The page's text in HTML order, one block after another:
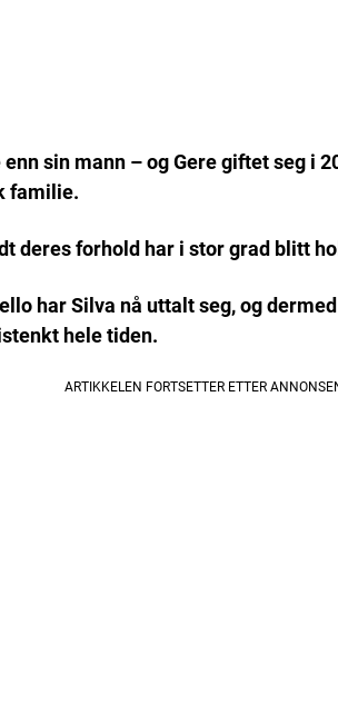
sin mann – og Gere giftet seg i
familie.
deres forhold har i stor grad blitt
har Silva nå uttalt seg, og
hele tiden.